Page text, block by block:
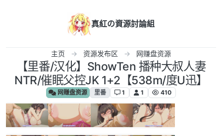
真紅の資源討論組
主页 资源发布区 网赚盘资源
【里番/汉化】ShowTen 播种大叔人妻
NTR/催眠父控JK 1+2【538m/度U迅】
网赚盘资源 里番 1 1 410